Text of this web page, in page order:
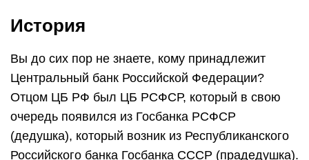
История
Вы до сих пор не знаете, кому принадлежит
Центральный банк Российской Федерации?
Отцом ЦБ РФ был ЦБ РСФСР, который в свою
очередь появился из Госбанка РСФСР
(дедушка), который возник из Республиканского
Российского банка Госбанка СССР (прадедушка).